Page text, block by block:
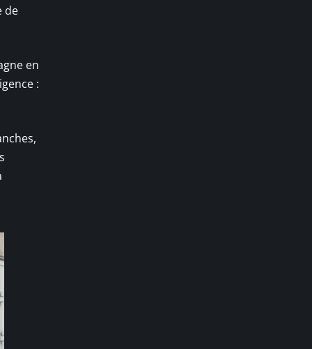
de
en
: